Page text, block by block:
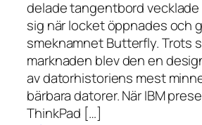
delade tangentbord
sig när locket öppnades och
smeknamnet Butterfly. Trots
marknaden blev den en
av datorhistoriens mest
bärbara datorer. När IBM
ThinkPad […]